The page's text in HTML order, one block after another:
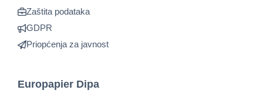
Zaštita podataka
GDPR
Priopćenja za javnost
Europapier Dipa